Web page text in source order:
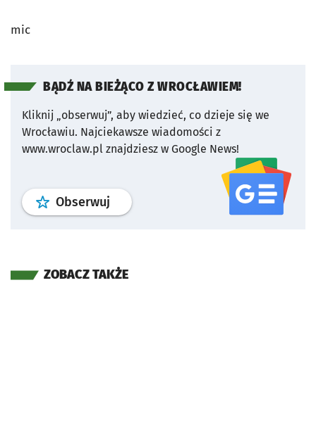
mic
BĄDŹ NA BIEŻĄCO Z WROCŁAWIEM!
Kliknij „obserwuj”, aby wiedzieć, co dzieje się we
Wrocławiu. Najciekawsze wiadomości z
www.wroclaw.pl znajdziesz w Google News!
Obserwuj profil serwisu
ZOBACZ TAKŻE